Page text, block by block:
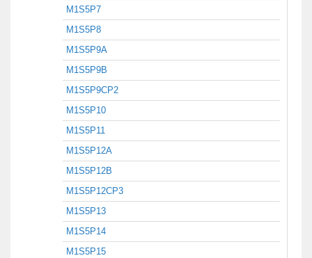
M1S5P7
M1S5P8
M1S5P9A
M1S5P9B
M1S5P9CP2
M1S5P10
M1S5P11
M1S5P12A
M1S5P12B
M1S5P12CP3
M1S5P13
M1S5P14
M1S5P15